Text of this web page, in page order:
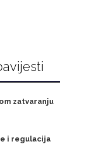
zatvaranju
i regulacija